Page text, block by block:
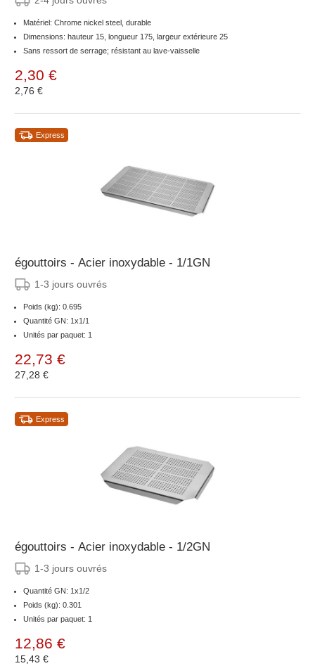
Matériel: Chrome nickel steel, durable
Dimensions: hauteur 15, longueur 175, largeur extérieure 25
Sans ressort de serrage; résistant au lave-vaisselle
2,30 €
2,76 €
Express
égouttoirs - Acier inoxydable - 1/1GN
1-3 jours ouvrés
Poids (kg): 0.695
Quantité GN: 1x1/1
Unités par paquet: 1
22,73 €
27,28 €
Express
égouttoirs - Acier inoxydable - 1/2GN
1-3 jours ouvrés
Quantité GN: 1x1/2
Poids (kg): 0.301
Unités par paquet: 1
12,86 €
15,43 €